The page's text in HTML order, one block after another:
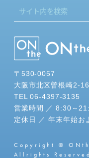
〒530-0057
大阪市北区曽根崎2-
TEL 06-4397-3135
営業時間 ／ 8:30～
定休日 ／ 年末年始お
Copyright ©
Allrights